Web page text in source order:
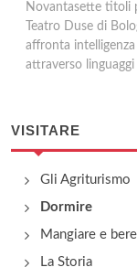
Novantasette titoli
Teatro Duse di
affronta
attraverso
VISITARE
Gli Agriturismo
Dormire
Mangiare e bere
La Storia